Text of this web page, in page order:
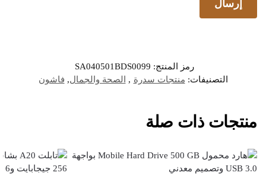
رمز المنتج: SA040501BDS0099
التصنيفات: منتجات سدرة , الصحة والجمال, فاشون
منتجات ذات صلة